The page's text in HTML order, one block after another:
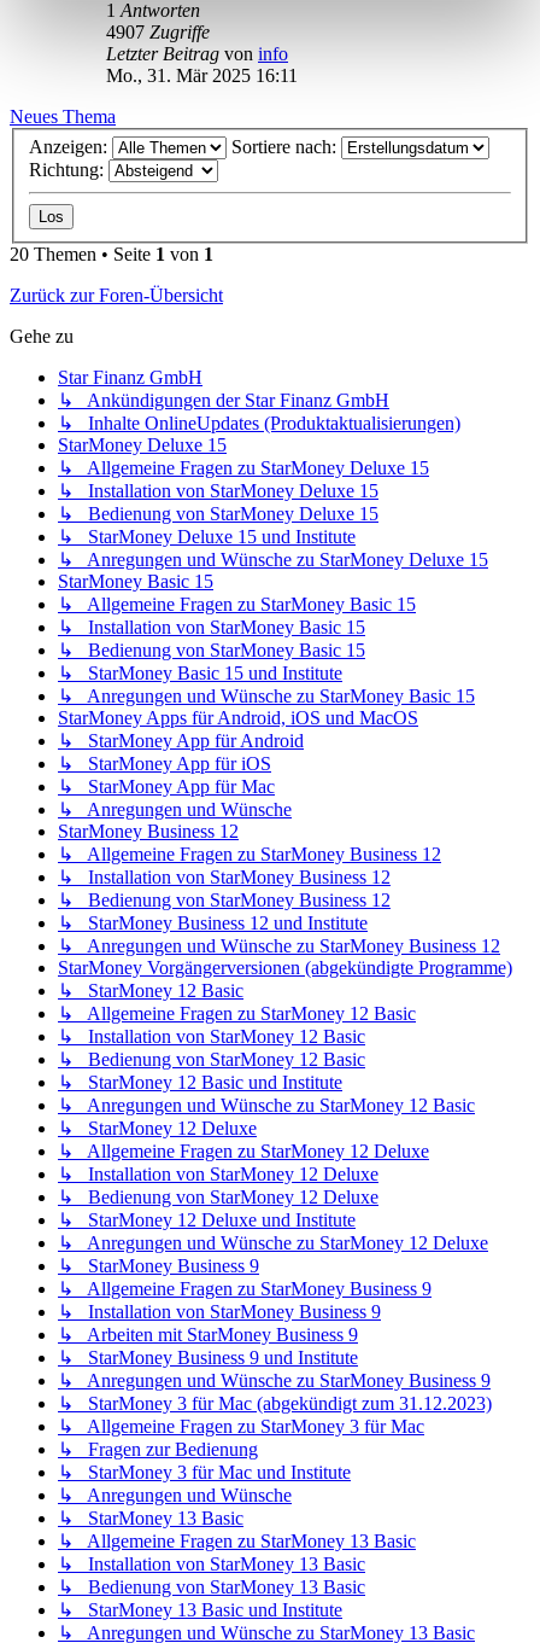
1 Antworten
4907 Zugriffe
Letzter Beitrag von info
Mo., 31. Mär 2025 16:11
Neues Thema
Anzeigen:
Sortiere nach:
Richtung:
20 Themen • Seite 1 von 1
Zurück zur Foren-Übersicht
Gehe zu
Star Finanz GmbH
↳ Ankündigungen der Star Finanz GmbH
↳ Inhalte OnlineUpdates (Produktaktualisierungen)
StarMoney Deluxe 15
↳ Allgemeine Fragen zu StarMoney Deluxe 15
↳ Installation von StarMoney Deluxe 15
↳ Bedienung von StarMoney Deluxe 15
↳ StarMoney Deluxe 15 und Institute
↳ Anregungen und Wünsche zu StarMoney Deluxe 15
StarMoney Basic 15
↳ Allgemeine Fragen zu StarMoney Basic 15
↳ Installation von StarMoney Basic 15
↳ Bedienung von StarMoney Basic 15
↳ StarMoney Basic 15 und Institute
↳ Anregungen und Wünsche zu StarMoney Basic 15
StarMoney Apps für Android, iOS und MacOS
↳ StarMoney App für Android
↳ StarMoney App für iOS
↳ StarMoney App für Mac
↳ Anregungen und Wünsche
StarMoney Business 12
↳ Allgemeine Fragen zu StarMoney Business 12
↳ Installation von StarMoney Business 12
↳ Bedienung von StarMoney Business 12
↳ StarMoney Business 12 und Institute
↳ Anregungen und Wünsche zu StarMoney Business 12
StarMoney Vorgängerversionen (abgekündigte Programme)
↳ StarMoney 12 Basic
↳ Allgemeine Fragen zu StarMoney 12 Basic
↳ Installation von StarMoney 12 Basic
↳ Bedienung von StarMoney 12 Basic
↳ StarMoney 12 Basic und Institute
↳ Anregungen und Wünsche zu StarMoney 12 Basic
↳ StarMoney 12 Deluxe
↳ Allgemeine Fragen zu StarMoney 12 Deluxe
↳ Installation von StarMoney 12 Deluxe
↳ Bedienung von StarMoney 12 Deluxe
↳ StarMoney 12 Deluxe und Institute
↳ Anregungen und Wünsche zu StarMoney 12 Deluxe
↳ StarMoney Business 9
↳ Allgemeine Fragen zu StarMoney Business 9
↳ Installation von StarMoney Business 9
↳ Arbeiten mit StarMoney Business 9
↳ StarMoney Business 9 und Institute
↳ Anregungen und Wünsche zu StarMoney Business 9
↳ StarMoney 3 für Mac (abgekündigt zum 31.12.2023)
↳ Allgemeine Fragen zu StarMoney 3 für Mac
↳ Fragen zur Bedienung
↳ StarMoney 3 für Mac und Institute
↳ Anregungen und Wünsche
↳ StarMoney 13 Basic
↳ Allgemeine Fragen zu StarMoney 13 Basic
↳ Installation von StarMoney 13 Basic
↳ Bedienung von StarMoney 13 Basic
↳ StarMoney 13 Basic und Institute
↳ Anregungen und Wünsche zu StarMoney 13 Basic